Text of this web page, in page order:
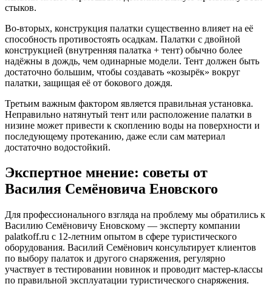
стыков.
Во-вторых, конструкция палатки существенно влияет на её
способность противостоять осадкам. Палатки с двойной
конструкцией (внутренняя палатка + тент) обычно более
надёжны в дождь, чем одинарные модели. Тент должен быть
достаточно большим, чтобы создавать «козырёк» вокруг
палатки, защищая её от бокового дождя.
Третьим важным фактором является правильная установка.
Неправильно натянутый тент или расположение палатки в
низине может привести к скоплению воды на поверхности и
последующему протеканию, даже если сам материал
достаточно водостойкий.
Экспертное мнение: советы от
Василия Семёновича Еновского
Для профессионального взгляда на проблему мы обратились к
Василию Семёновичу Еновскому — эксперту компании
palatkoff.ru с 12-летним опытом в сфере туристического
оборудования. Василий Семёнович консультирует клиентов
по выбору палаток и другого снаряжения, регулярно
участвует в тестировании новинок и проводит мастер-классы
по правильной эксплуатации туристического снаряжения.